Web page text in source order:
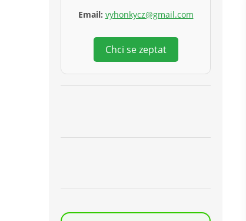
Email: vyhonkycz@gmail.com
Chci se zeptat